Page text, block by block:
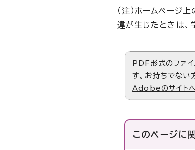
（注）ホームページ
違が生じたときは、
PDF形式のファ
す。お持ちでない
Adobeのサイトへ
このページに